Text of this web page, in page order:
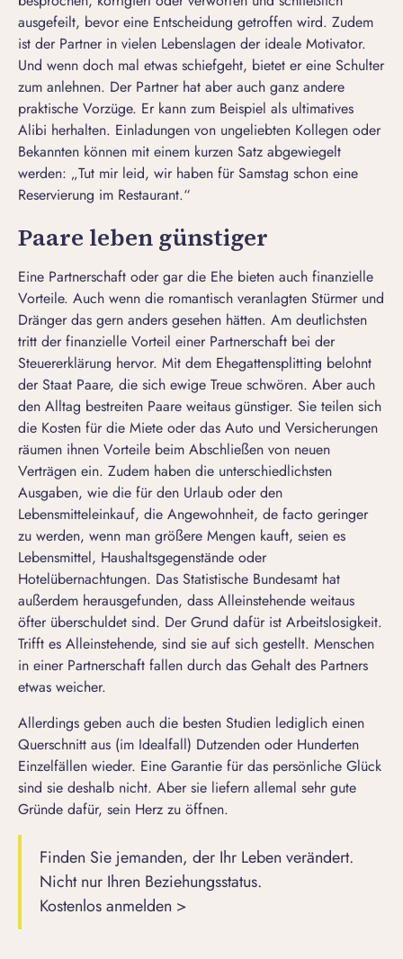
ausgefeilt, bevor eine Entscheidung getroffen wird. Zudem
ist der Partner in vielen Lebenslagen der ideale Motivator.
Und wenn doch mal etwas schiefgeht, bietet er eine Schulter
zum anlehnen. Der Partner hat aber auch ganz andere
praktische Vorzüge. Er kann zum Beispiel als ultimatives
Alibi herhalten. Einladungen von ungeliebten Kollegen oder
Bekannten können mit einem kurzen Satz abgewiegelt
werden: „Tut mir leid, wir haben für Samstag schon eine
Reservierung im Restaurant.“
Paare leben günstiger
Eine Partnerschaft oder gar die Ehe bieten auch finanzielle
Vorteile. Auch wenn die romantisch veranlagten Stürmer und
Dränger das gern anders gesehen hätten. Am deutlichsten
tritt der finanzielle Vorteil einer Partnerschaft bei der
Steuererklärung hervor. Mit dem Ehegattensplitting belohnt
der Staat Paare, die sich ewige Treue schwören. Aber auch
den Alltag bestreiten Paare weitaus günstiger. Sie teilen sich
die Kosten für die Miete oder das Auto und Versicherungen
räumen ihnen Vorteile beim Abschließen von neuen
Verträgen ein. Zudem haben die unterschiedlichsten
Ausgaben, wie die für den Urlaub oder den
Lebensmitteleinkauf, die Angewohnheit, de facto geringer
zu werden, wenn man größere Mengen kauft, seien es
Lebensmittel, Haushaltsgegenstände oder
Hotelübernachtungen. Das Statistische Bundesamt hat
außerdem herausgefunden, dass Alleinstehende weitaus
öfter überschuldet sind. Der Grund dafür ist Arbeitslosigkeit.
Trifft es Alleinstehende, sind sie auf sich gestellt. Menschen
in einer Partnerschaft fallen durch das Gehalt des Partners
etwas weicher.
Allerdings geben auch die besten Studien lediglich einen
Querschnitt aus (im Idealfall) Dutzenden oder Hunderten
Einzelfällen wieder. Eine Garantie für das persönliche Glück
sind sie deshalb nicht. Aber sie liefern allemal sehr gute
Gründe dafür, sein Herz zu öffnen.
Finden Sie jemanden, der Ihr Leben verändert.
Nicht nur Ihren Beziehungsstatus.
Kostenlos anmelden >